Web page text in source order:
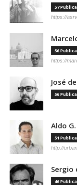
57
https://
56
https://
José
56
Aldo
51
http://
Sergio
46